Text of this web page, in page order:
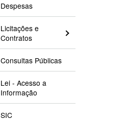
Despesas
Licitações e
Contratos
Consultas Públicas
Lei - Acesso a
Informação
SIC